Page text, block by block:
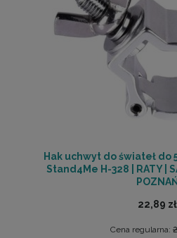
Hak uchwyt do świateł do
Stand4Me H-328 | RATY |
22,89 zł
Cena regularna: